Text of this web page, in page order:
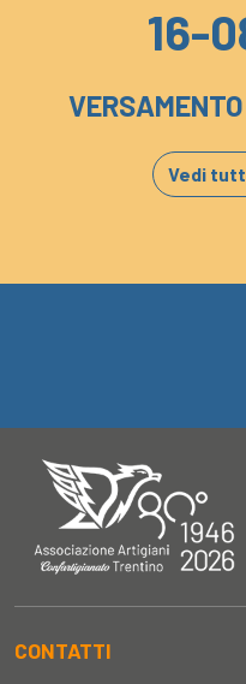
16-
Vedi
CONTATTI